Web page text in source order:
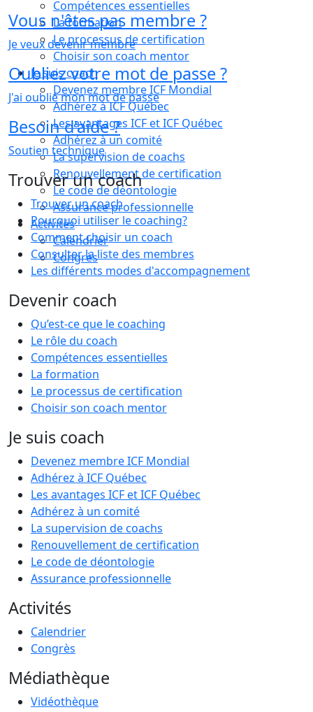
Compétences essentielles
La formation
Le processus de certification
Choisir son coach mentor
Je suis coach
Devenez membre ICF Mondial
Adhérez à ICF Québec
Les avantages ICF et ICF Québec
Adhérez à un comité
La supervision de coachs
Renouvellement de certification
Le code de déontologie
Assurance professionnelle
Activités
Calendrier
Congrès
Vous n'êtes pas membre ?
Je veux devenir membre
Oubliez votre mot de passe ?
J'ai oublié mon mot de passe
Besoin d'aide ?
Soutien technique
Trouver un coach
Trouver un coach
Pourquoi utiliser le coaching?
Comment choisir un coach
Consulter la liste des membres
Les différents modes d'accompagnement
Devenir coach
Qu’est-ce que le coaching
Le rôle du coach
Compétences essentielles
La formation
Le processus de certification
Choisir son coach mentor
Je suis coach
Devenez membre ICF Mondial
Adhérez à ICF Québec
Les avantages ICF et ICF Québec
Adhérez à un comité
La supervision de coachs
Renouvellement de certification
Le code de déontologie
Assurance professionnelle
Activités
Calendrier
Congrès
Médiathèque
Vidéothèque